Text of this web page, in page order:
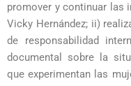
promover y continuar las
Vicky Hernández; ii)
de responsabilidad
documental sobre la
que experimentan las